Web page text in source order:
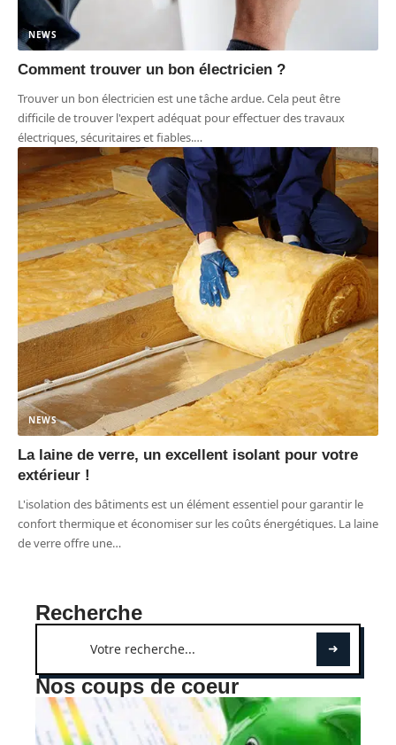
NEWS
Comment trouver un bon électricien ?
Trouver un bon électricien est une tâche ardue. Cela peut être
difficile de trouver l'expert adéquat pour effectuer des travaux
électriques, sécuritaires et fiables.…
NEWS
La laine de verre, un excellent isolant pour votre
extérieur !
L'isolation des bâtiments est un élément essentiel pour garantir le
confort thermique et économiser sur les coûts énergétiques. La laine
de verre offre une…
Recherche
Nos coups de coeur